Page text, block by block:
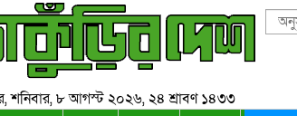
শনিবার, ৮ আগস্ট ২০২৬, ২৪ শ্রাবণ ১৪৩৩